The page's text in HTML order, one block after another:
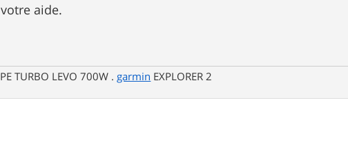
aide.
TURBO LEVO 700W . garmin EXPLORER 2